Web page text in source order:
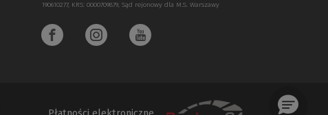
190610277, KRS: 0000709879, Sąd rejonowy dla M.S. Warszawy